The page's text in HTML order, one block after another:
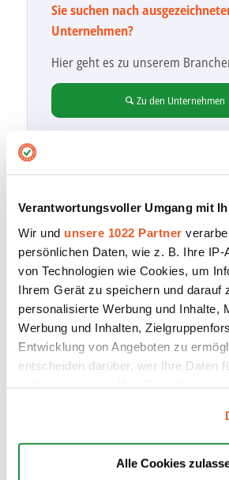
Verantwortungsvoller Umgang mit
Wir und unsere 1022 Partner
persönlichen Daten, wie z. B. Ihre IP-
von Technologien wie Cookies, um
Ihrem Gerät zu speichern und darauf
personalisierte Werbung und Inhalte,
Werbung und Inhalten,
Entwicklung von Angeboten zu
entscheiden darüber, wer Ihre Daten
nutzt. Sie können Ihre Einwilligung
Trigger Symbol ändern oder
Wenn Sie es erlauben, würden wir
Alle Cookies
Sie suchen nach
Unternehmen?
Hier geht es zu unserem
Zu den Unternehmen
Weitere Optionen
Hier können Sie die Inhalte unserer